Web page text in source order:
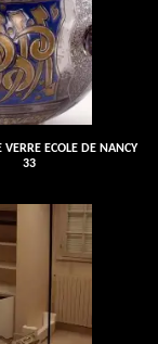
VERRE ECOLE DE NANCY
33